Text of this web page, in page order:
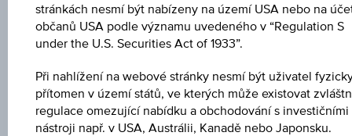
100,00 %
DATUM EMISE
02.10.2020
DEN SPLATNOSTI
02.10.2025
stránkách nesmí být nabízeny na území USA nebo na
občanů USA podle významu uvedeného v “Regulation S
under the U.S. Securities Act of 1933”.
Při nahlížení na webové stránky nesmí být uživatel
přítomen v území států, ve kterých může existovat
regulace omezující nabídku a obchodování s investičními
nástroji např. v USA, Austrálii, Kanadě nebo Japonsku.